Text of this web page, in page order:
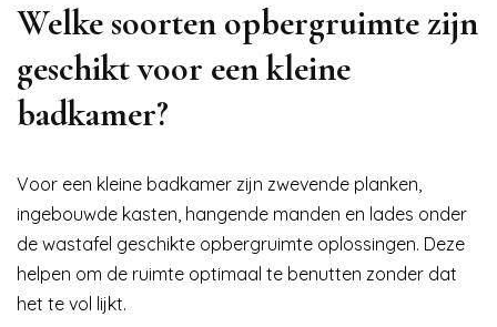
Welke soorten opbergruimte zijn
geschikt voor een kleine
badkamer?
Voor een kleine badkamer zijn zwevende planken,
ingebouwde kasten, hangende manden en lades onder
de wastafel geschikte opbergruimte oplossingen. Deze
helpen om de ruimte optimaal te benutten zonder dat
het te vol lijkt.